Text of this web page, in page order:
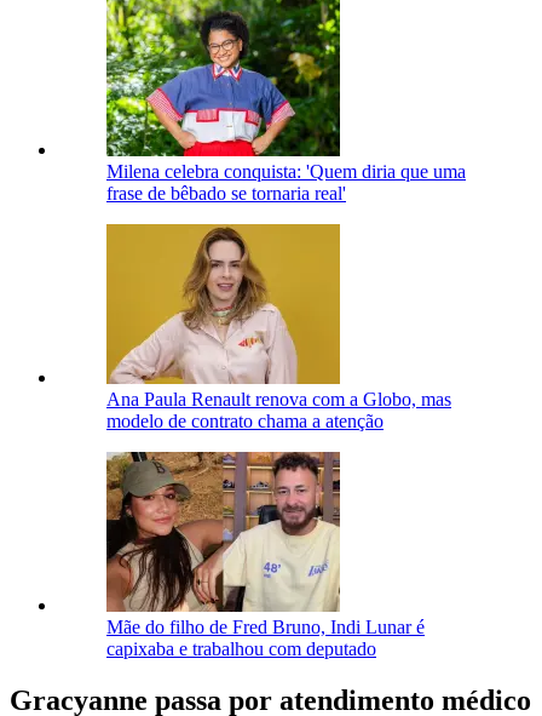
Milena celebra conquista: 'Quem diria que uma
frase de bêbado se tornaria real'
Ana Paula Renault renova com a Globo, mas
modelo de contrato chama a atenção
Mãe do filho de Fred Bruno, Indi Lunar é
capixaba e trabalhou com deputado
Gracyanne passa por atendimento médico